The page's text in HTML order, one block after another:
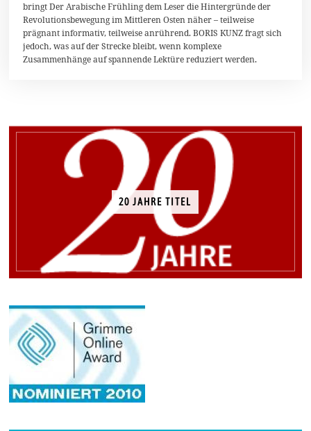
2
0
1
4
bringt Der Arabische Frühling dem Leser die Hintergründe der
Revolutionsbewegung im Mittleren Osten näher – teilweise
prägnant informativ, teilweise anrührend. BORIS KUNZ fragt sich
jedoch, was auf der Strecke bleibt, wenn komplexe
Zusammenhänge auf spannende Lektüre reduziert werden.
20 JAHRE TITEL